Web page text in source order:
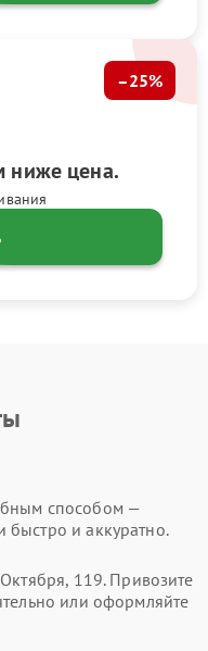
ниже цена.
–25%
способом —
и аккуратно.
119. Привозите
или оформляйте